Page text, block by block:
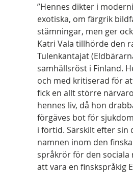
”Hennes dikter i
exotiska, om färgrik
stämningar, men ger
Katri Vala tillhörde den
Tulenkantajat
samhällsröst i Finland.
och med kritiserad för
fick en allt större
hennes liv, då hon
förgäves bot för
i förtid. Särskilt efter sin
namnen inom den
språkrör för den sociala
att vara en finskspråkig